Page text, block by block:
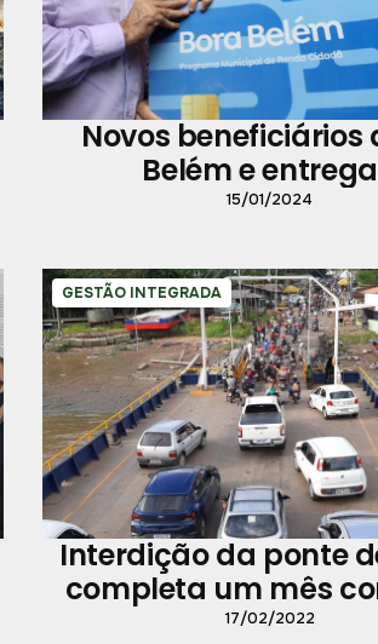
Novos beneficiários
Belém e
equipamentos
15/01/2024
GESTÃO INTEGRADA
Interdição da ponte
completa um mês
intensas da Prefeitura
17/02/2022